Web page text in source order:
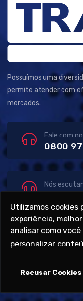
Utilizamos cookies
experiência,
analisar como
personalizar
Recusar Cookies
Possuímos uma
permite atender com
mercados.
Fale com
0800
Nós
Links